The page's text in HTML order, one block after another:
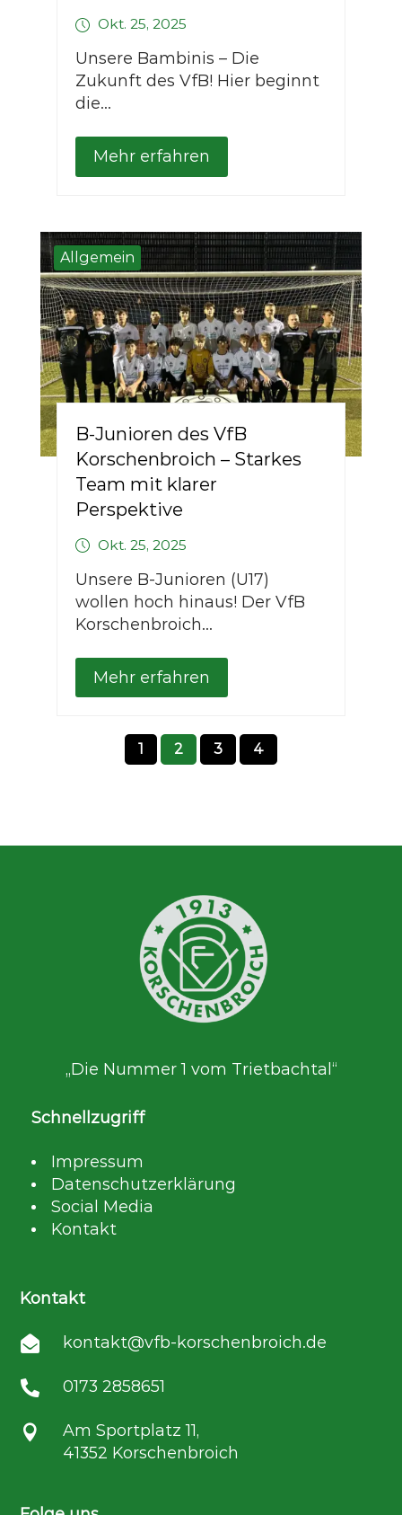
Okt. 25, 2025
Unsere Bambinis – Die
Zukunft des VfB! Hier beginnt
die...
Mehr erfahren
Allgemein
B-Junioren des VfB
Korschenbroich – Starkes
Team mit klarer
Perspektive
Okt. 25, 2025
Unsere B-Junioren (U17)
wollen hoch hinaus! Der VfB
Korschenbroich...
Mehr erfahren
1 2 3 4
„Die Nummer 1 vom Trietbachtal“
Schnellzugriff
Impressum
Datenschutzerklärung
Social Media
Kontakt
Kontakt
 kontakt@vfb-korschenbroich.de
 0173 2858651

Am Sportplatz 11,
41352 Korschenbroich